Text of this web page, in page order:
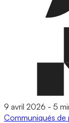
9 avril 2026 - 5
Communiqués de